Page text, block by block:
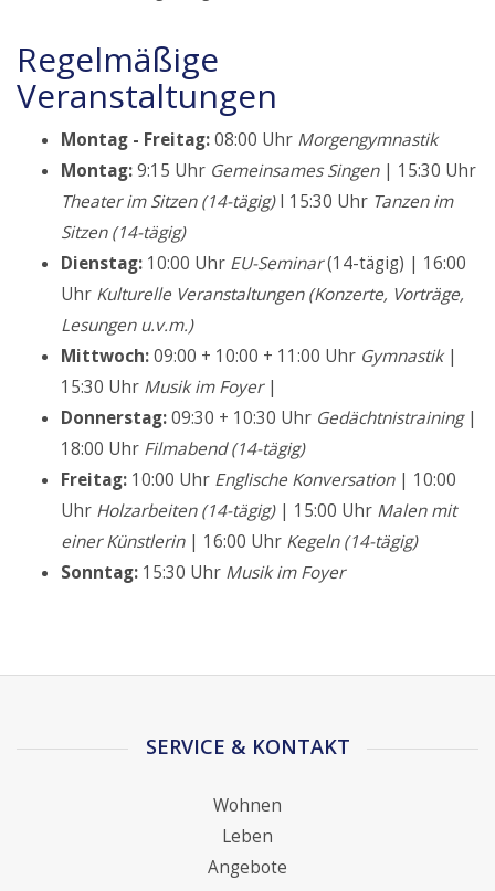
Regelmäßige
Veranstaltungen
Montag - Freitag:08:00 Uhr Morgengymnastik
Montag:9:15 Uhr Gemeinsames Singen | 15:30 Uhr
Theater im Sitzen (14-tägig)I 15:30 Uhr Tanzen im
Sitzen (14-tägig)
Dienstag: 10:00 Uhr EU-Seminar(14-tägig) | 16:00
Uhr Kulturelle Veranstaltungen (Konzerte, Vorträge,
Lesungen u.v.m.)
Mittwoch:09:00 + 10:00 + 11:00 Uhr Gymnastik|
15:30 Uhr Musik im Foyer|
Donnerstag:09:30 + 10:30 Uhr Gedächtnistraining|
18:00 Uhr Filmabend (14-tägig)
Freitag: 10:00 Uhr Englische Konversation| 10:00
Uhr Holzarbeiten (14-tägig)| 15:00 Uhr Malen mit
einer Künstlerin| 16:00 Uhr Kegeln (14-tägig)
Sonntag: 15:30 Uhr Musik im Foyer
SERVICE & KONTAKT
Wohnen
Leben
Angebote